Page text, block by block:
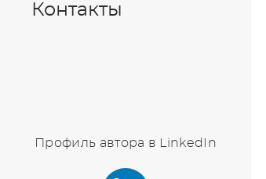
Контакты
Профиль автора в LinkedIn